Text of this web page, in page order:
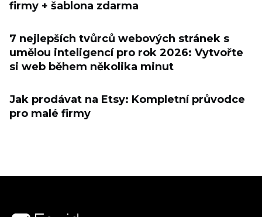
firmy + šablona zdarma
7 nejlepších tvůrců webových stránek s
umělou inteligencí pro rok 2026: Vytvořte
si web během několika minut
Jak prodávat na Etsy: Kompletní průvodce
pro malé firmy